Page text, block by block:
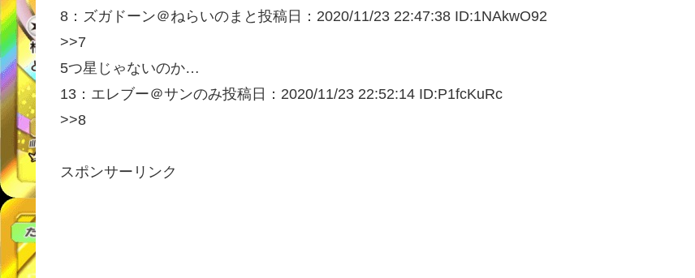
8： ズガドーン＠ねらいのまと 投稿日：2020/11/23 22:47:38 ID:1NAkwO92
>>7
5つ星じゃないのか…
13： エレブー＠サンのみ投稿日：2020/11/23 22:52:14 ID:P1fcKuRc
>>8
スポンサーリンク